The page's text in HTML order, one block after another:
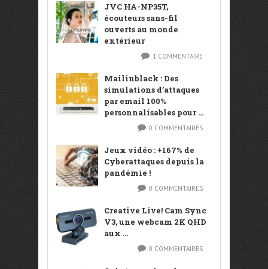
JVC HA-NP35T,
écouteurs sans-fil
ouverts au monde
extérieur
1 COMMENTAIRE
Mailinblack : Des
simulations d’attaques
par email 100%
personnalisables pour ...
0 COMMENTAIRES
Jeux vidéo : +167% de
Cyberattaques depuis la
pandémie !
0 COMMENTAIRES
Creative Live! Cam Sync
V3, une webcam 2K QHD
aux ...
0 COMMENTAIRES